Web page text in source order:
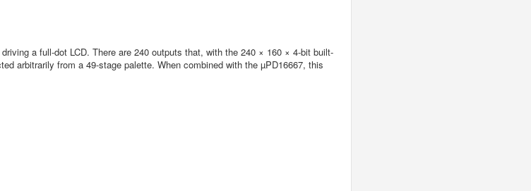
a full-dot LCD. There are 240 outputs that, with the 240 × 160 × 4-bit built-
arbitrarily from a 49-stage palette. When combined with the µPD16667, this